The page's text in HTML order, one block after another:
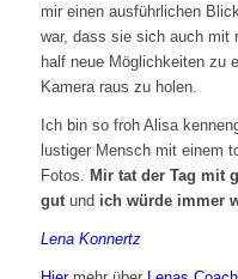
mir einen ausführlichen
war, dass sie sich auch mit
half neue Möglichkeiten zu
Kamera raus zu holen.
Ich bin so froh Alisa
lustiger Mensch mit einem
Fotos.
Mir tat der Tag mit
gut und ich würde immer
Lena Konnertz